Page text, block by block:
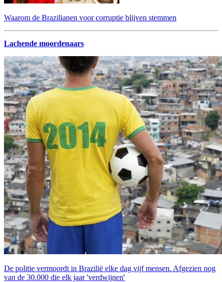
Waarom de Brazilianen voor corruptie blijven stemmen
Lachende moordenaars
De politie vermoordt in Brazilië elke dag vijf mensen. Afgezien nog
van de 30.000 die elk jaar 'verdwijnen'